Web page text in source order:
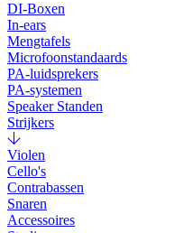
DI-Boxen
In-ears
Mengtafels
Microfoonstandaards
PA-luidsprekers
PA-systemen
Speaker Standen
Strijkers
Violen
Cello's
Contrabassen
Snaren
Accessoires